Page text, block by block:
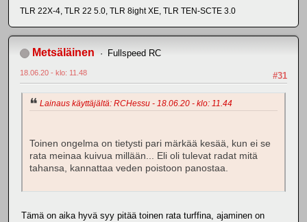
TLR 22X-4, TLR 22 5.0, TLR 8ight XE, TLR TEN-SCTE 3.0
Metsäläinen Fullspeed RC
#31
18.06.20 - klo: 11.48
Lainaus käyttäjältä: RCHessu - 18.06.20 - klo: 11.44
Toinen ongelma on tietysti pari märkää kesää, kun ei se
rata meinaa kuivua millään... Eli oli tulevat radat mitä
tahansa, kannattaa veden poistoon panostaa.
Tämä on aika hyvä syy pitää toinen rata turffina, ajaminen on